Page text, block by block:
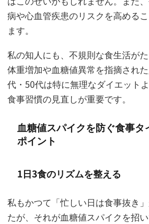
病や心血管疾患のリスクを高める
ます。
私の知人にも、不規則な食生活が
体重増加や血糖値異常を指摘され
代・50代は特に無理なダイエット
食事習慣の見直しが重要です。
血糖値スパイクを防ぐ食事タ
ポイント
1日3食のリズムを整える
私もかつて「忙しい日は食事抜き
たが、それが血糖値スパイクを招